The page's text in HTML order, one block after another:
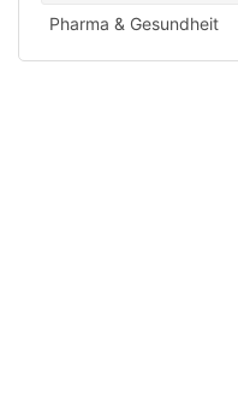
Pharma & Gesundheit